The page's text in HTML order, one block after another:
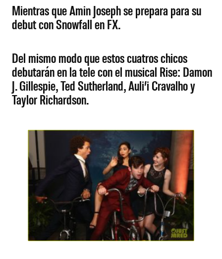
Mientras que Amin Joseph se prepara para su
debut con Snowfall en FX.
Del mismo modo que estos cuatros chicos
debutarán en la tele con el musical Rise: Damon
J. Gillespie, Ted Sutherland, Auli’i Cravalho y
Taylor Richardson.